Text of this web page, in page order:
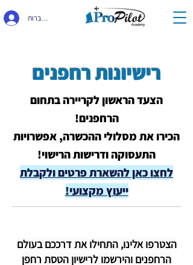
התחברות
רישיונות רחפנים
הצעד הראשון לקריירה בתחום
הרחפנים!
הכירו את מסלולי ההכשרה, אפשרויות
התעסוקה ודרישות הרישוי!
לחצו כאן להשארת פרטים ולקבלת
ייעוץ מקצועי!
הצטרפו אלינו, התחילו את דרככם בעולם
הרחפנים והירשמו לרישיון הטסת רחפן